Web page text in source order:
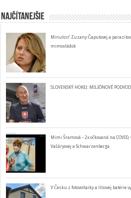
Najčítanejšie
Minulosť Zuzany Čaputovej a
mimovládok
SLOVENSKÝ HOKEJ: MILIÓNOVÉ
Mimi Šramová – 2x očkovaná na
Vašáryovej a Schwarzenberga
V Česku z fotovoltaiky a lítiovej batérie